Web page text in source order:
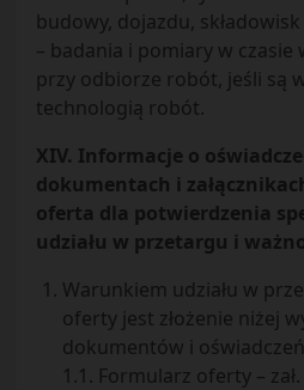
budowy, dojazdu, składowisk
– badania i pomiary w czasie
przy odbiorze robót, jeśli są
technologią robót.
XIV. Informacje o
dokumentach i
oferta dla potwierdzenia
udziału w przetargu i
Warunkiem udziału w
oferty jest złożenie niżej
dokumentów i
1.1. Formularz oferty –